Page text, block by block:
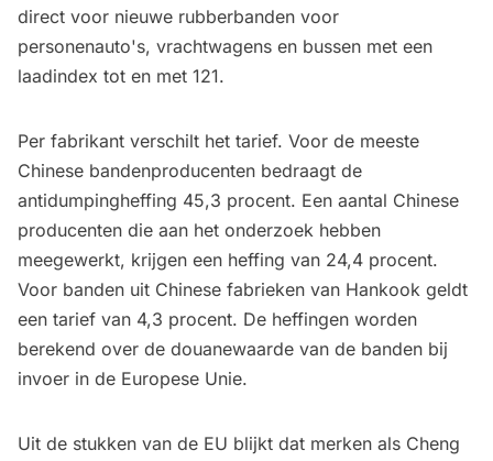
direct voor nieuwe rubberbanden voor
personenauto's, vrachtwagens en bussen met een
laadindex tot en met 121.
Per fabrikant verschilt het tarief. Voor de meeste
Chinese bandenproducenten bedraagt de
antidumpingheffing 45,3 procent. Een aantal Chinese
producenten die aan het onderzoek hebben
meegewerkt, krijgen een heffing van 24,4 procent.
Voor banden uit Chinese fabrieken van Hankook geldt
een tarief van 4,3 procent. De heffingen worden
berekend over de douanewaarde van de banden bij
invoer in de Europese Unie.
Uit de stukken van de EU blijkt dat merken als Cheng